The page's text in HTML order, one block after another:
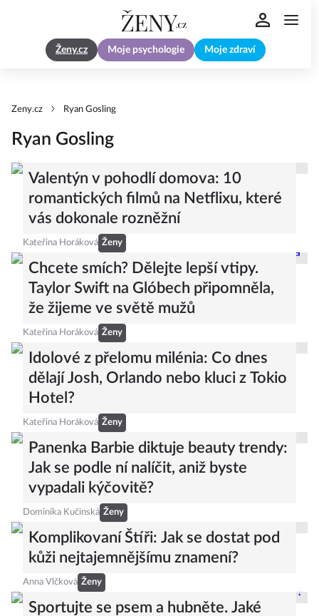
Ženy.cz Moje psychologie Moje zdraví
Zeny.cz Ryan Gosling
Ryan Gosling
Valentýn v pohodlí domova: 10
romantických filmů na Netflixu, které
vás dokonale rozněžní
Kateřina Horáková Ženy
Chcete smích? Dělejte lepší vtipy.
Taylor Swift na Glóbech připomněla,
že žijeme ve světě mužů
Kateřina Horáková Ženy
Idolové z přelomu milénia: Co dnes
dělají Josh, Orlando nebo kluci z Tokio
Hotel?
Kateřina Horáková Ženy
Panenka Barbie diktuje beauty trendy:
Jak se podle ní nalíčit, aniž byste
vypadali kýčovitě?
Dominika Kučinská Ženy
Komplikovaní Štíři: Jak se dostat pod
kůži nejtajemnějšímu znamení?
Anna Vlčková Ženy
Sportujte se psem a hubněte. Jaké